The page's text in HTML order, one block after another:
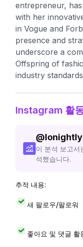
entrepreneur,
with her
in Vogue and
presence and
underscore a
Offspring of
industry
Instagram 활
@lonightly
이 분석 보고서
석했습니다.
추적 내용:
새 팔로우/팔로워
좋아요 및 댓글 활